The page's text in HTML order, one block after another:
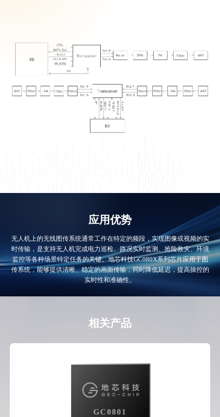
应用优势
无人机上的无线图传系统通常工作在特定的频段，实现图像或视频的实
时传输，是支持无人机完成电力巡检、路况实时监测、抢险救灾、环境
监控等各种场景特定任务的关键。地芯科技GC080X系列芯片应用于图
传系统，能够提供清晰、稳定的画面传输，同时降低延迟，提高操控的
实时性和准确性。
相关产品
GC0801